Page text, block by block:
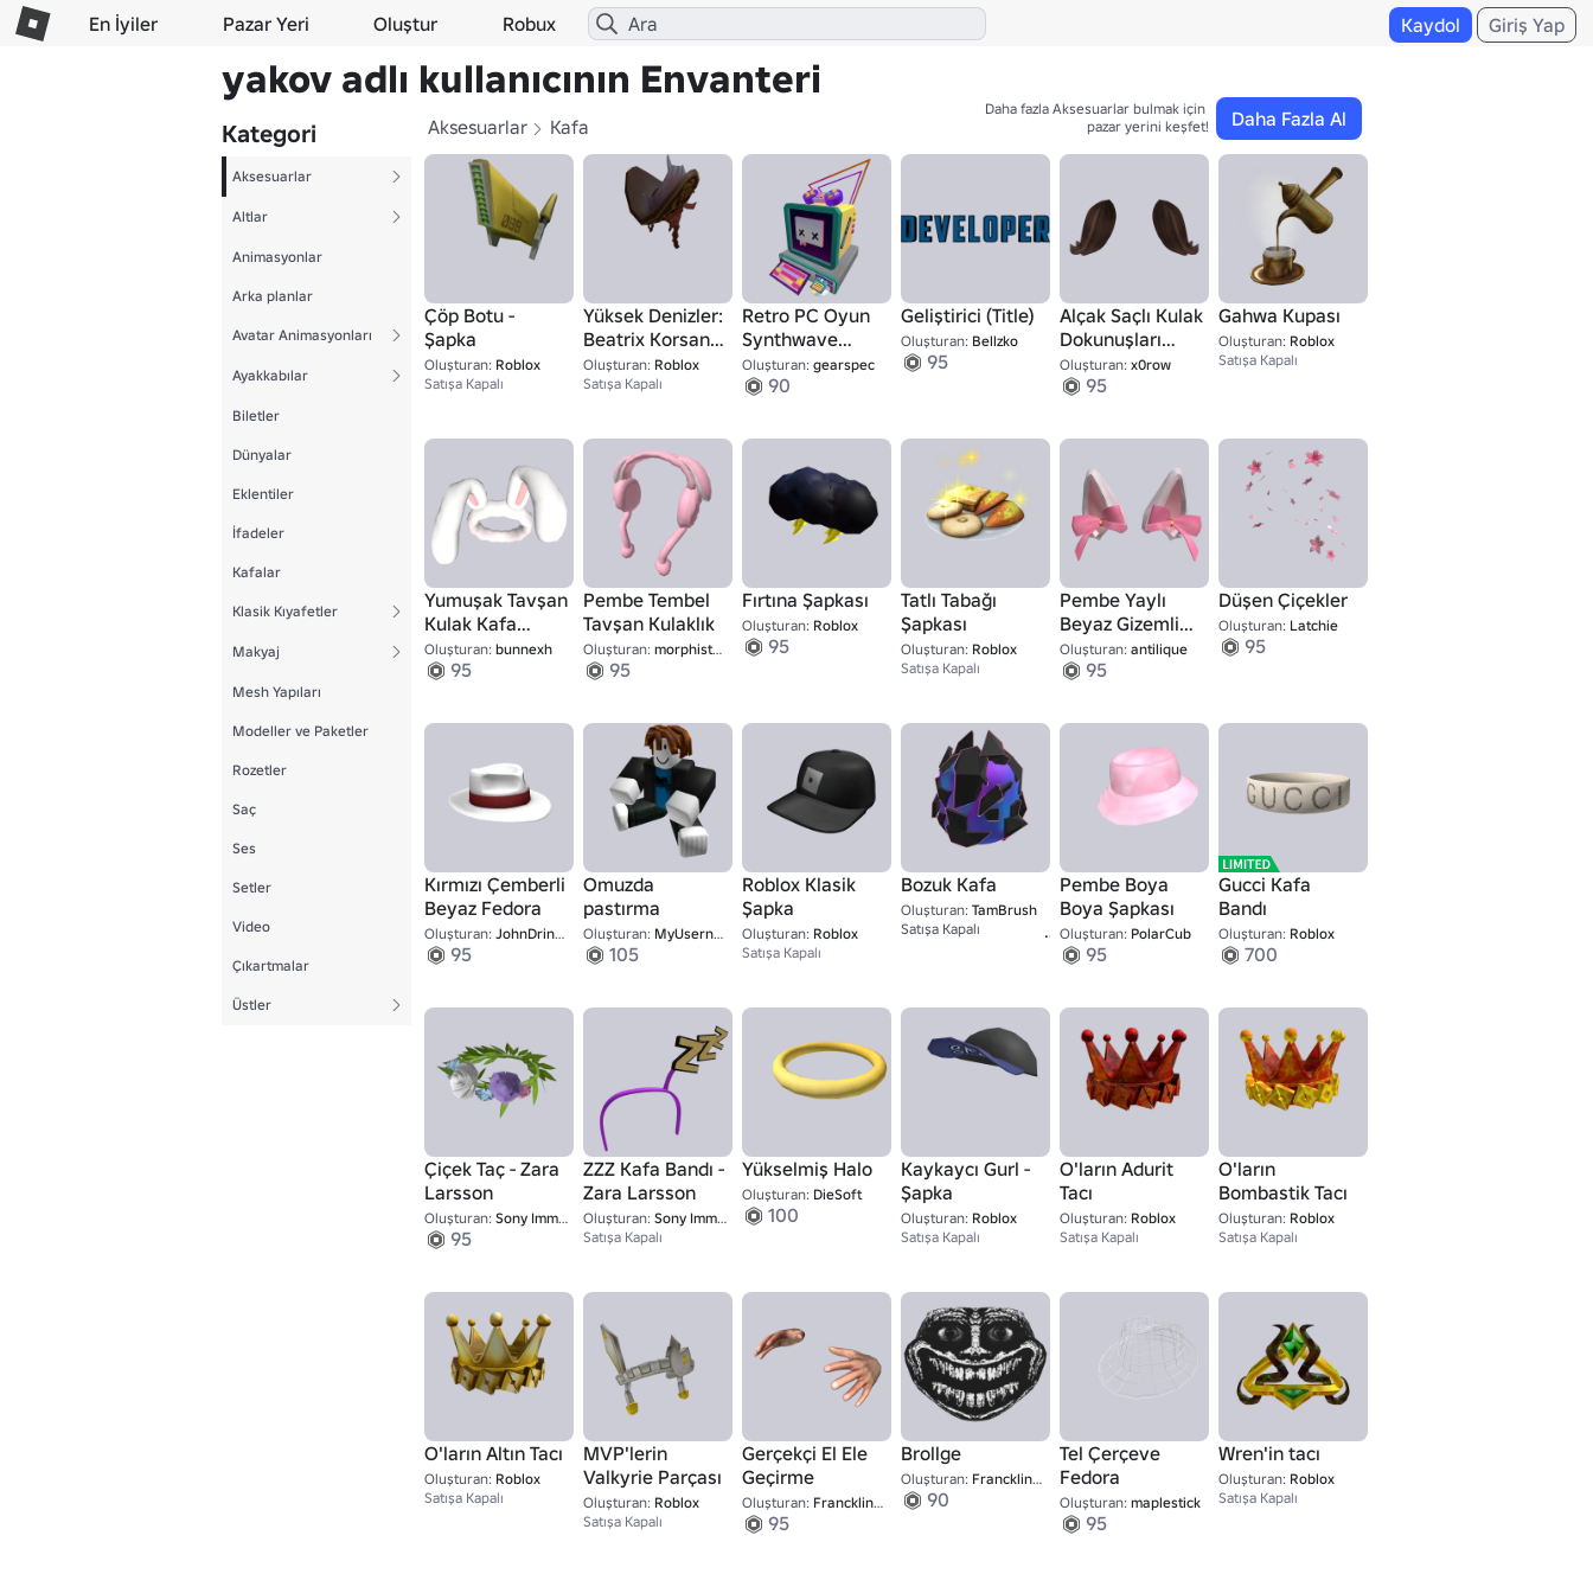
En İyiler Pazar Yeri Oluştur Robux Kaydol Giriş Yap
yakov adlı kullanıcının Envanteri
Kategori
Aksesuarlar
Altlar
Animasyonlar
Arka planlar
Avatar Animasyonları
Ayakkabılar
Biletler
Dünyalar
Eklentiler
İfadeler
Kafalar
Klasik Kıyafetler
Makyaj
Mesh Yapıları
Modeller ve Paketler
Rozetler
Saç
Ses
Setler
Video
Çıkartmalar
Üstler
Aksesuarlar Kafa Daha Fazla Al
Daha fazla Aksesuarlar bulmak için
pazar yerini keşfet!
Çöp Botu -
Şapka
Oluşturan: Roblox
Satışa Kapalı
Yüksek Denizler:
Beatrix Korsan
Kraliçesi - Şapka
Oluşturan: Roblox
Satışa Kapalı
Retro PC Oyun
Synthwave
Kafası
Oluşturan: gearspec
90
Geliştirici (Title)
Oluşturan: Bellzko
95
Alçak Saçlı Kulak
Dokunuşları
(Kahverengi)
Oluşturan: x0row
95
Gahwa Kupası
Oluşturan: Roblox
Satışa Kapalı
Yumuşak Tavşan
Kulak Kafa
Bandı
Oluşturan: bunnexh
95
Pembe Tembel
Tavşan Kulaklık
Oluşturan: morphist4u
95
Fırtına Şapkası
Oluşturan: Roblox
95
Tatlı Tabağı
Şapkası
Oluşturan: Roblox
Satışa Kapalı
Pembe Yaylı
Beyaz Gizemli
Kulaklar
Oluşturan: antilique
95
Düşen Çiçekler
Oluşturan: Latchie
95
Kırmızı Çemberli
Beyaz Fedora
Oluşturan: JohnDrinkin
95
Omuzda
pastırma
Oluşturan: MyUsernamesThis
105
Roblox Klasik
Şapka
Oluşturan: Roblox
Satışa Kapalı
Bozuk Kafa
Oluşturan: TamBrush
Satışa Kapalı
1
Pembe Boya
Boya Şapkası
Oluşturan: PolarCub
95
Gucci Kafa
Bandı
Oluşturan: Roblox
700
Çiçek Taç - Zara
Larsson
Oluşturan: Sony Immersive Music Studios
95
ZZZ Kafa Bandı -
Zara Larsson
Oluşturan: Sony Immersive Music Studios
Satışa Kapalı
Yükselmiş Halo
Oluşturan: DieSoft
100
Kaykaycı Gurl -
Şapka
Oluşturan: Roblox
Satışa Kapalı
O'ların Adurit
Tacı
Oluşturan: Roblox
Satışa Kapalı
O'ların
Bombastik Tacı
Oluşturan: Roblox
Satışa Kapalı
O'ların Altın Tacı
Oluşturan: Roblox
Satışa Kapalı
MVP'lerin
Valkyrie Parçası
Oluşturan: Roblox
Satışa Kapalı
Gerçekçi El Ele
Geçirme
Oluşturan: FrancklinDay
95
Brollge
Oluşturan: FrancklinDay
90
Tel Çerçeve
Fedora
Oluşturan: maplestick
95
Wren'in tacı
Oluşturan: Roblox
Satışa Kapalı